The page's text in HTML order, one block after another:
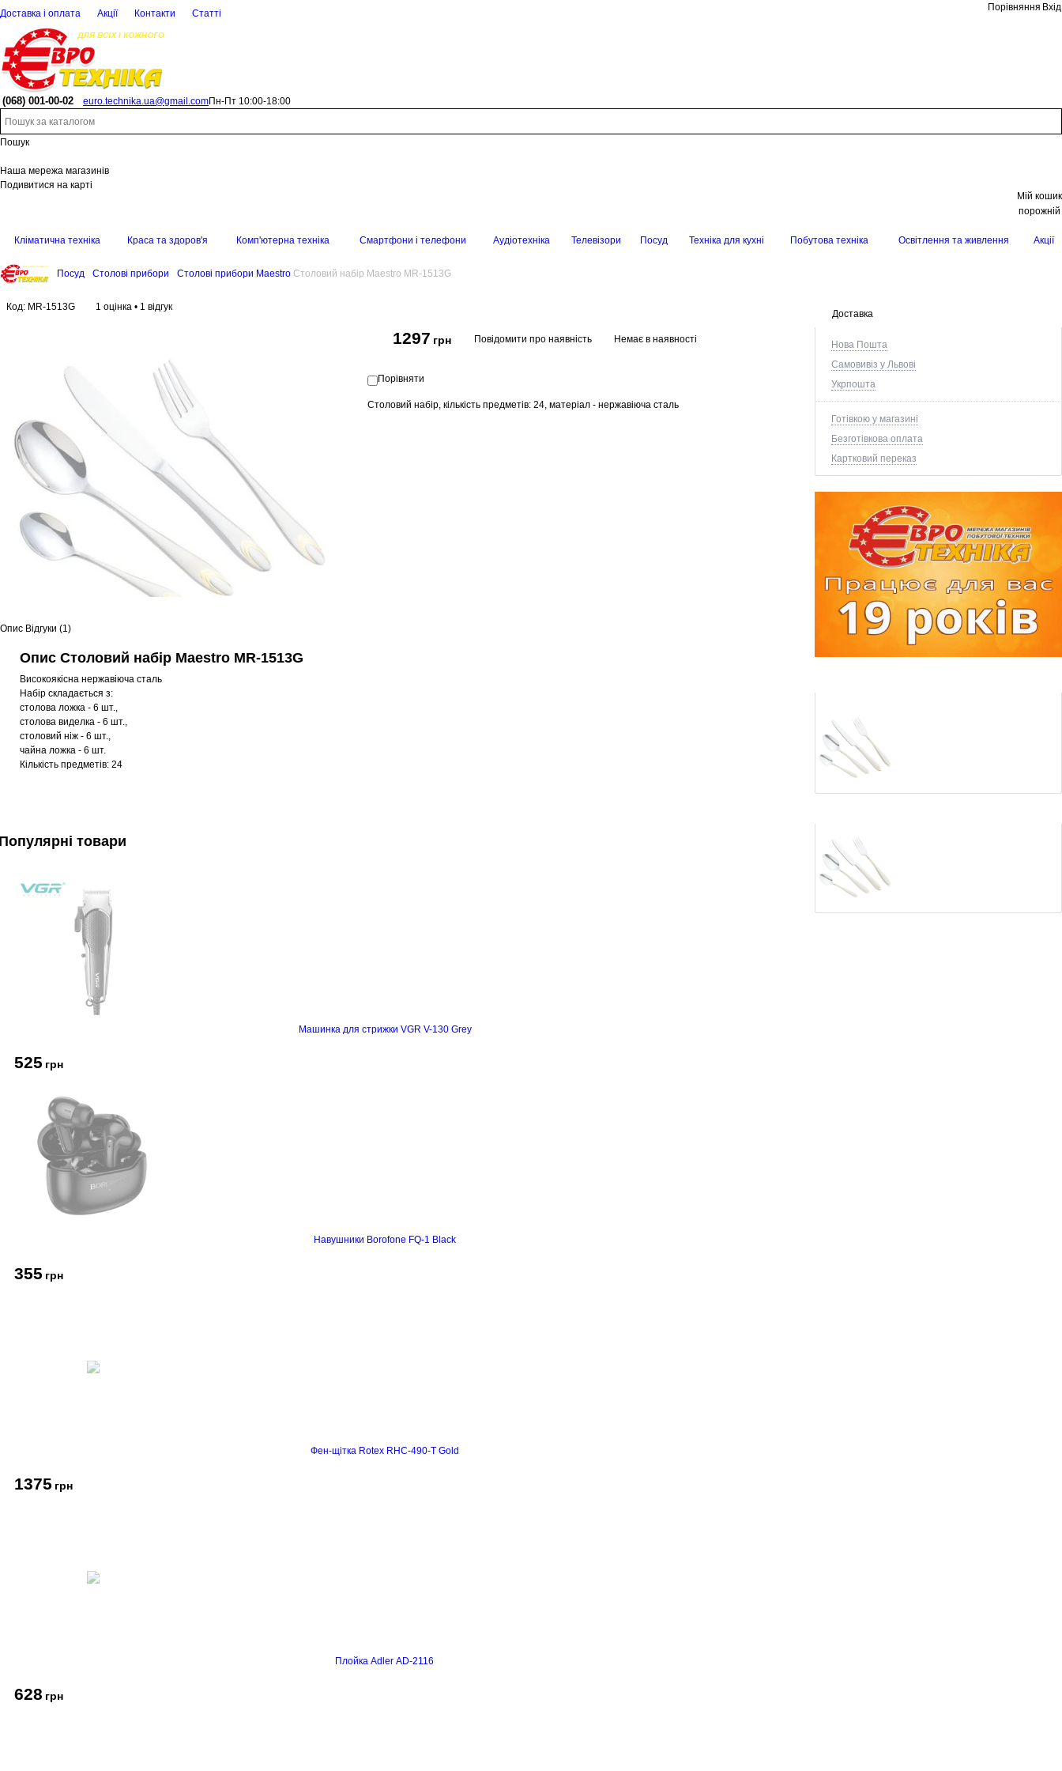
Доставка і оплата Акції Контакти Статті
Порівняння Вхід
(068) 001-00-02 euro.technika.ua@gmail.comПн-Пт 10:00-18:00
Пошук
Наша мережа магазинів
Подивитися на карті
Мій кошик
порожній
Кліматична техніка Краса та здоров'я Комп'ютерна техніка Смартфони і телефони Аудіотехніка Телевізори Посуд Техніка для кухні Побутова техніка Освітлення та живлення Акції
Посуд Столові прибори Столові прибори Maestro Столовий набір Maestro MR-1513G
Доставка
Нова Пошта
Самовивіз у Львові
Укрпошта
Готівкою у магазині
Безготівкова оплата
Картковий переказ
Код: MR-1513G 1 оцінка • 1 відгук
1297 грн Повідомити про наявність Немає в наявності
Порівняти
Столовий набір, кількість предметів: 24, матеріал - нержавіюча сталь
Опис Відгуки (1)
Опис Столовий набір Maestro MR-1513G
Високоякісна нержавіюча сталь
Набір складається з:
столова ложка - 6 шт.,
столова виделка - 6 шт.,
столовий ніж - 6 шт.,
чайна ложка - 6 шт.
Кількість предметів: 24
товари
Машинка для стрижки VGR V-130 Grey
525 грн
Навушники Borofone FQ-1 Black
355 грн
Фен-щітка Rotex RHC-490-T Gold
1375 грн
Плойка Adler AD-2116
628 грн